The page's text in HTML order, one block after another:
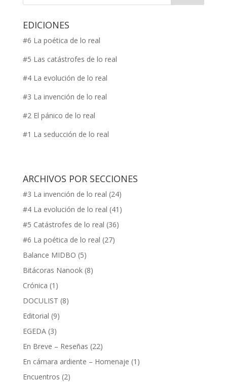
EDICIONES
#6 La poética de lo real
#5 Las catástrofes de lo real
#4 La evolución de lo real
#3 La invención de lo real
#2 El pánico de lo real
#1 La seducción de lo real
ARCHIVOS POR SECCIONES
#3 La invención de lo real (24)
#4 La evolución de lo real (41)
#5 Catástrofes de lo real (36)
#6 La poética de lo real (27)
Balance MIDBO (5)
Bitácoras Nanook(8)
Crónica (1)
DOCULIST (8)
Editorial (9)
EGEDA(3)
En Breve – Reseñas (22)
En cámara ardiente – Homenaje (1)
Encuentros (2)